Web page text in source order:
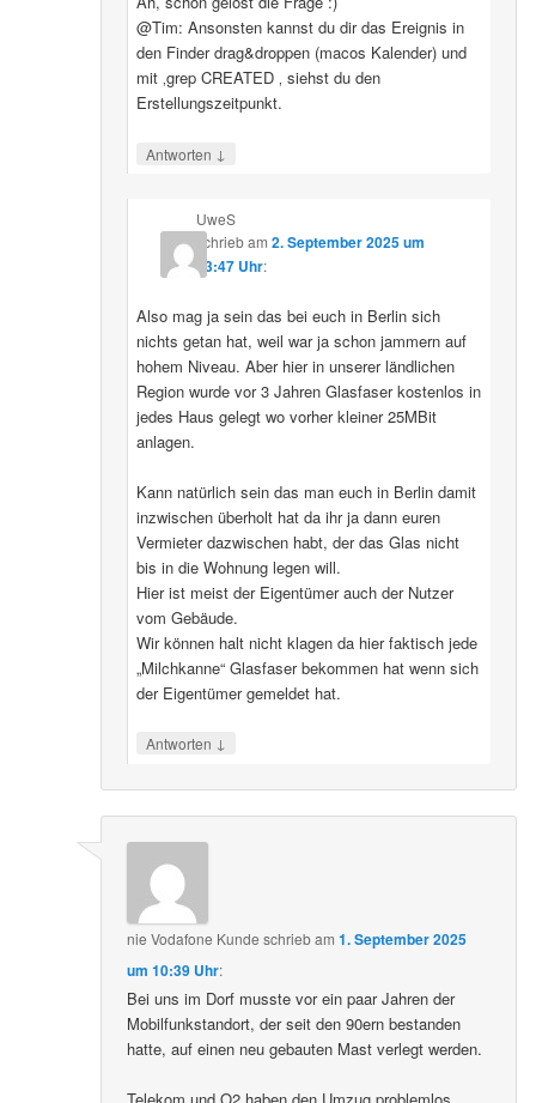
@Tim: Ansonsten kannst du dir das Ereignis in
den Finder drag&droppen (macos Kalender) und
mit ‚grep CREATED ‚ siehst du den
Erstellungszeitpunkt.
Antworten ↓
UweS
schriebam 2. September 2025 um
13:47 Uhr:
Also mag ja sein das bei euch in Berlin sich
nichts getan hat, weil war ja schon jammern auf
hohem Niveau. Aber hier in unserer ländlichen
Region wurde vor 3 Jahren Glasfaser kostenlos in
jedes Haus gelegt wo vorher kleiner 25MBit
anlagen.
Kann natürlich sein das man euch in Berlin damit
inzwischen überholt hat da ihr ja dann euren
Vermieter dazwischen habt, der das Glas nicht
bis in die Wohnung legen will.
Hier ist meist der Eigentümer auch der Nutzer
vom Gebäude.
Wir können halt nicht klagen da hier faktisch jede
„Milchkanne“ Glasfaser bekommen hat wenn sich
der Eigentümer gemeldet hat.
Antworten ↓
nie Vodafone Kunde schriebam1. September 2025
um 10:39 Uhr:
Bei uns im Dorf musste vor ein paar Jahren der
Mobilfunkstandort, der seit den 90ern bestanden
hatte, auf einen neu gebauten Mast verlegt werden.